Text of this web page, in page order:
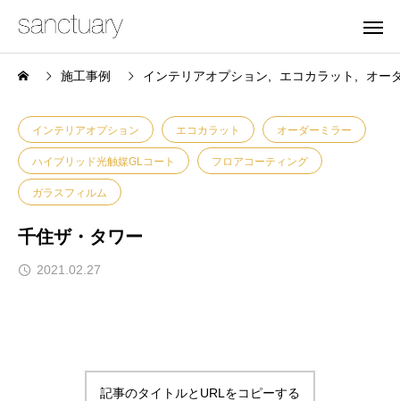
施工事例 インテリアオプション エコカラット オー
インテリアオプション エコカラット オーダーミラー
ハイブリッド光触媒GLコート フロアコーティング
ガラスフィルム
千住ザ・タワー
2021.02.27
記事のタイトルとURLをコピーする